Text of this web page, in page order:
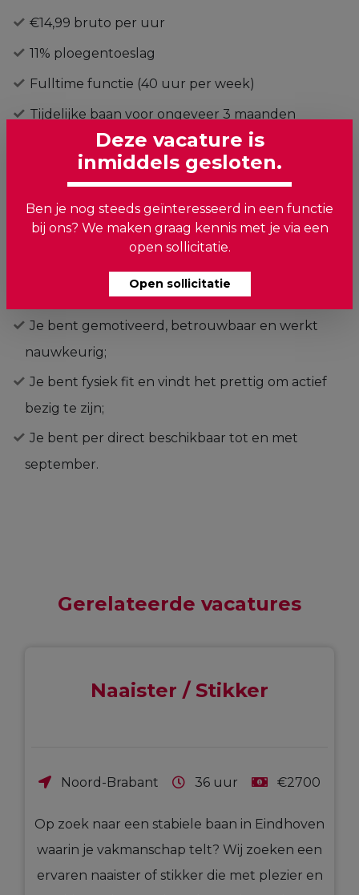
€14,99 bruto per uur
11% ploegentoeslag
Fulltime functie (40 uur per week)
Tijdelijke baan voor ongeveer 3 maanden
Werken in een gezellig en informeel team
Wekelijkse salarisbetaling (iedere dinsdag)
Wat heb je nodig?
Je spreekt Engels of Nederlands;
Je bent gemotiveerd, betrouwbaar en werkt
nauwkeurig;
Je bent fysiek fit en vindt het prettig om actief
bezig te zijn;
Je bent per direct beschikbaar tot en met
september.
Gerelateerde vacatures
Naaister / Stikker
Noord-Brabant 36 uur €2700
Op zoek naar een stabiele baan in Eindhoven
waarin je vakmanschap telt? Wij zoeken een
ervaren naaister of stikker die met plezier en
Deze vacature is
inmiddels gesloten.
Ben je nog steeds geïnteresseerd in een functie
bij ons? We maken graag kennis met je via een
open sollicitatie.
Open sollicitatie